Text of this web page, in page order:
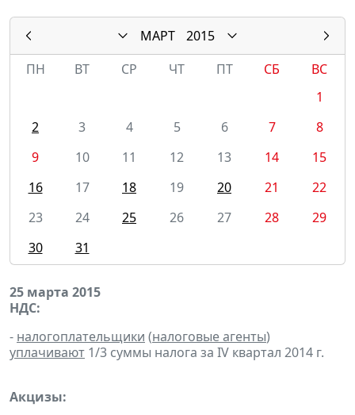
МАРТ
2015
ПН
ВТ СР ЧТ ПТ СБ
ВС
1
2
3 4 5 6 7
8
9
10 11 12 13 14
15
16
17 18 19 20 21
22
23
24 25 26 27 28
29
30
31
25 марта 2015
НДС:
- налогоплательщики (налоговые агенты)
уплачивают 1/3 суммы налога за IV квартал 2014 г.
Акцизы: